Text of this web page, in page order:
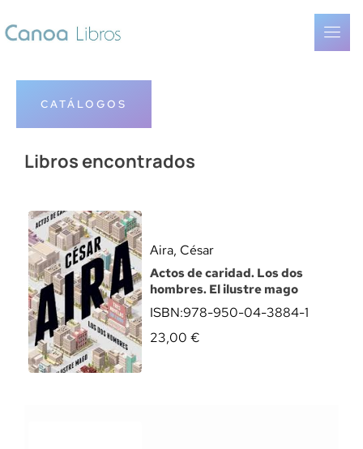
CATÁLOGOS
Libros encontrados
Aira, César
Actos de caridad. Los dos
hombres. El ilustre mago
ISBN:978-950-04-3884-1
23,00 €